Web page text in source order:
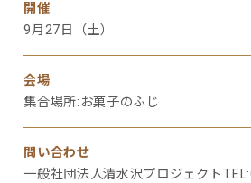
開催
9月27日（土）
会場
集合場所:お菓子のふじ
問い合わせ
一般社団法人清水沢プロジェクト